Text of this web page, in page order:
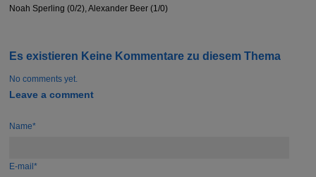
Noah Sperling (0/2), Alexander Beer (1/0)
Es existieren Keine Kommentare zu diesem Thema
No comments yet.
Leave a comment
Name*
E-mail*